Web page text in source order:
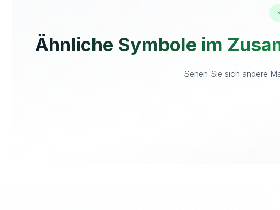
Ähnliche Symbole im
Sehen Sie sich andere